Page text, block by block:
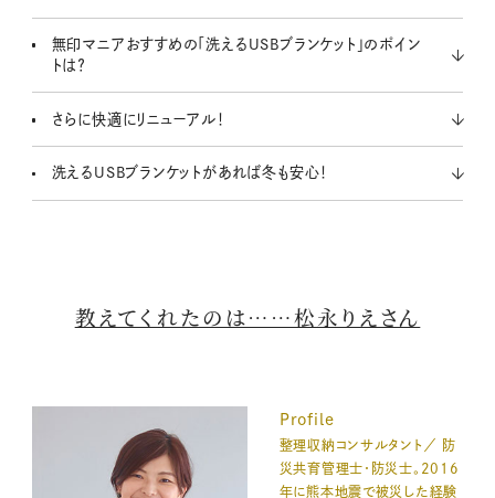
無印マニアおすすめの「洗えるUSBブランケット」のポイン
トは？
さらに快適にリニューアル！
洗えるUSBブランケットがあれば冬も安心！
教えてくれたのは……松永りえさん
Profile
整理収納コンサルタント／ 防
災共育管理士・防災士。2016
年に熊本地震で被災した経験